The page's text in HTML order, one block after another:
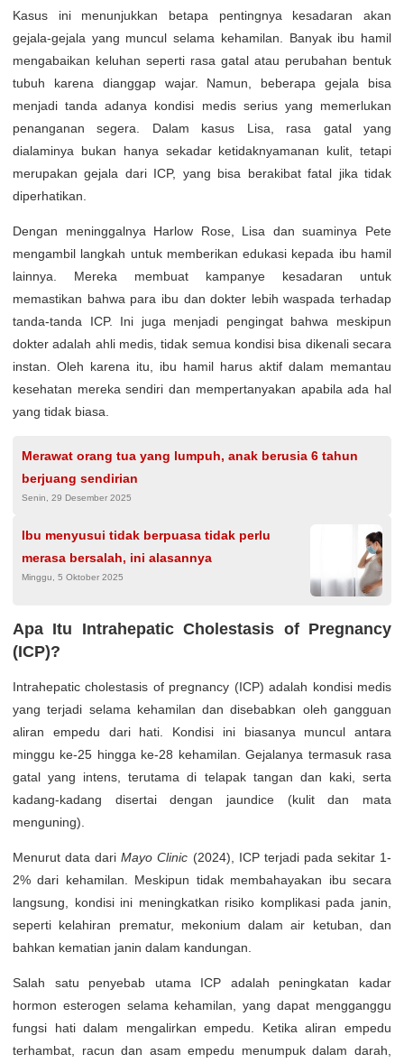
Kasus ini menunjukkan betapa pentingnya kesadaran akan
gejala-gejala yang muncul selama kehamilan. Banyak ibu hamil
mengabaikan keluhan seperti rasa gatal atau perubahan bentuk
tubuh karena dianggap wajar. Namun, beberapa gejala bisa
menjadi tanda adanya kondisi medis serius yang memerlukan
penanganan segera. Dalam kasus Lisa, rasa gatal yang
dialaminya bukan hanya sekadar ketidaknyamanan kulit, tetapi
merupakan gejala dari ICP, yang bisa berakibat fatal jika tidak
diperhatikan.
Dengan meninggalnya Harlow Rose, Lisa dan suaminya Pete
mengambil langkah untuk memberikan edukasi kepada ibu hamil
lainnya. Mereka membuat kampanye kesadaran untuk
memastikan bahwa para ibu dan dokter lebih waspada terhadap
tanda-tanda ICP. Ini juga menjadi pengingat bahwa meskipun
dokter adalah ahli medis, tidak semua kondisi bisa dikenali secara
instan. Oleh karena itu, ibu hamil harus aktif dalam memantau
kesehatan mereka sendiri dan mempertanyakan apabila ada hal
yang tidak biasa.
Merawat orang tua yang lumpuh, anak berusia 6 tahun
berjuang sendirian
Senin, 29 Desember 2025
Ibu menyusui tidak berpuasa tidak perlu
merasa bersalah, ini alasannya
Minggu, 5 Oktober 2025
Apa Itu Intrahepatic Cholestasis of Pregnancy
(ICP)?
Intrahepatic cholestasis of pregnancy (ICP) adalah kondisi medis
yang terjadi selama kehamilan dan disebabkan oleh gangguan
aliran empedu dari hati. Kondisi ini biasanya muncul antara
minggu ke-25 hingga ke-28 kehamilan. Gejalanya termasuk rasa
gatal yang intens, terutama di telapak tangan dan kaki, serta
kadang-kadang disertai dengan jaundice (kulit dan mata
menguning).
Menurut data dariMayo Clinic (2024), ICP terjadi pada sekitar 1-
2% dari kehamilan. Meskipun tidak membahayakan ibu secara
langsung, kondisi ini meningkatkan risiko komplikasi pada janin,
seperti kelahiran prematur, mekonium dalam air ketuban, dan
bahkan kematian janin dalam kandungan.
Salah satu penyebab utama ICP adalah peningkatan kadar
hormon esterogen selama kehamilan, yang dapat mengganggu
fungsi hati dalam mengalirkan empedu. Ketika aliran empedu
terhambat, racun dan asam empedu menumpuk dalam darah,